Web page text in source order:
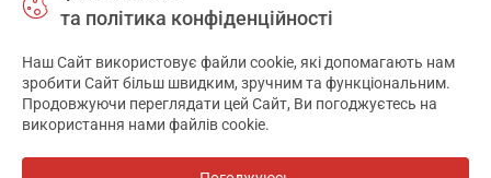
ПЕРЕД ЗАСТОСУВАННЯМ ПРЕПАРАТУ ПРОКОНСУЛЬТУЙТЕСЬ
ТОВ «АПТЕКА 911.ЮА» Код ЄДРПОУ 43631965.
Відмова від відповідальності
та політика конфіденційності
Наш Сайт використовує файли cookie, які допомагають нам
зробити Сайт більш швидким, зручним та функціональним.
Продовжуючи переглядати цей Сайт, Ви погоджуєтесь на
використання нами файлів cookie.
✕